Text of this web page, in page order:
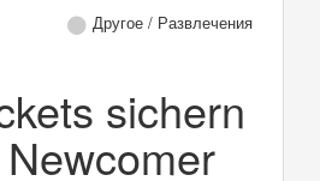
Другое / Развлечения
sichern